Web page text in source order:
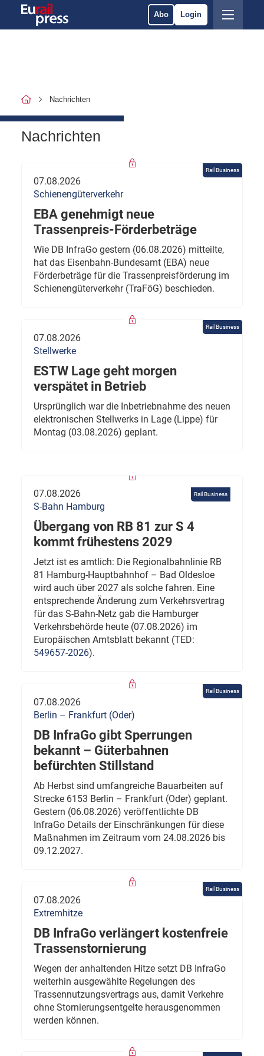
Abo Login
Nachrichten
Nachrichten
Rail Business
07.08.2026
Schienengüterverkehr
EBA genehmigt neue
Trassenpreis-Förderbeträge
Wie DB InfraGo gestern (06.08.2026) mitteilte,
hat das Eisenbahn-Bundesamt (EBA) neue
Förderbeträge für die Trassenpreisförderung im
Schienengüterverkehr (TraFöG) beschieden.
Rail Business
07.08.2026
Stellwerke
ESTW Lage geht morgen
verspätet in Betrieb
Ursprünglich war die Inbetriebnahme des neuen
elektronischen Stellwerks in Lage (Lippe) für
Montag (03.08.2026) geplant.
Rail Business
07.08.2026
S-Bahn Hamburg
Übergang von RB 81 zur S 4
kommt frühestens 2029
Jetzt ist es amtlich: Die Regionalbahnlinie RB
81 Hamburg-Hauptbahnhof – Bad Oldesloe
wird auch über 2027 als solche fahren. Eine
entsprechende Änderung zum Verkehrsvertrag
für das S-Bahn-Netz gab die Hamburger
Verkehrsbehörde heute (07.08.2026) im
Europäischen Amtsblatt bekannt (TED:
549657-2026).
Rail Business
07.08.2026
Berlin – Frankfurt (Oder)
DB InfraGo gibt Sperrungen
bekannt – Güterbahnen
befürchten Stillstand
Ab Herbst sind umfangreiche Bauarbeiten auf
Strecke 6153 Berlin – Frankfurt (Oder) geplant.
Gestern (06.08.2026) veröffentlichte DB
InfraGo Details der Einschränkungen für diese
Maßnahmen im Zeitraum vom 24.08.2026 bis
09.12.2027.
Rail Business
07.08.2026
Extremhitze
DB InfraGo verlängert kostenfreie
Trassenstornierung
Wegen der anhaltenden Hitze setzt DB InfraGo
weiterhin ausgewählte Regelungen des
Trassennutzungsvertrags aus, damit Verkehre
ohne Stornierungsentgelte herausgenommen
werden können.